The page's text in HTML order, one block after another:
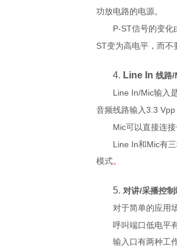
功放电路的电源。
P-ST信号的变化
ST变为高电平，而不
4. Line In 线路/
L ine In/Mic输入
音频线路输入3.3 Vpp
Mic可以直接连
L ine In和 Mic有
模式。
5. 对讲/采播控制
对于简单的应用
呼叫端口低电平
输入口有两种工